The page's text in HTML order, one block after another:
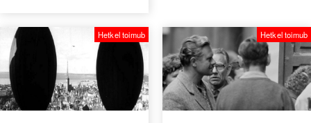
Hetkel toimub Hetkel toimub